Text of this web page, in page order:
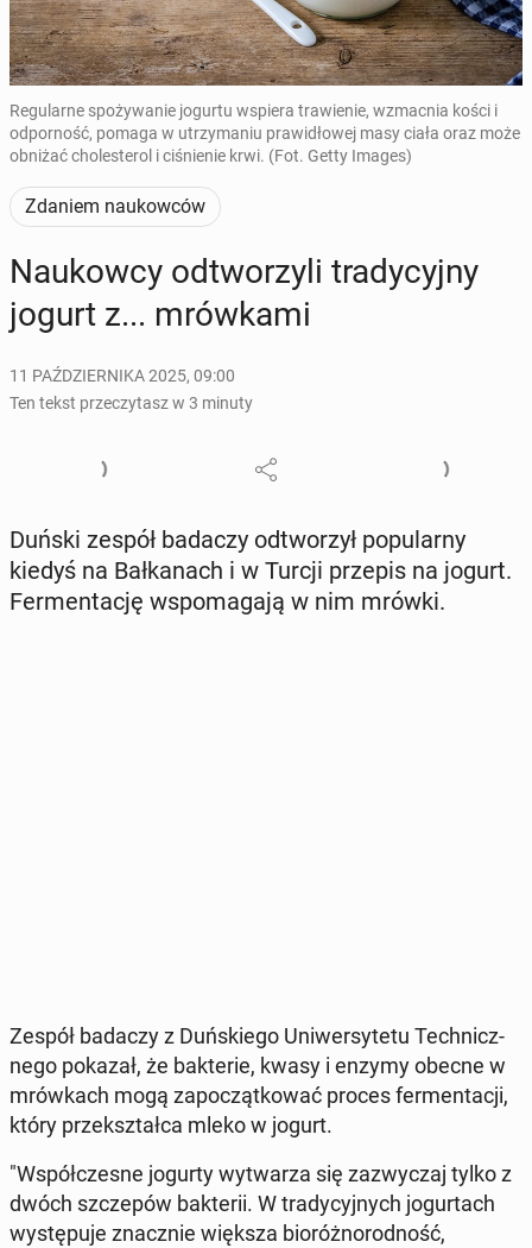
Regularne spożywanie jogurtu wspiera trawienie, wzmacnia kości i
odporność, pomaga w utrzymaniu prawidłowej masy ciała oraz może
obniżać cholesterol i ciśnienie krwi. (Fot. Getty Images)
Zdaniem naukowców
Na­ukow­cy od­two­rzy­li tra­dy­cyj­ny
jogurt z... mrów­ka­mi
11 PAŹDZIERNIKA 2025, 09:00
Ten tekst przeczytasz w 3 minuty
Duński zespół badaczy od­two­rzył po­pu­lar­ny
kiedyś na Bał­ka­nach i w Turcji przepis na jogurt.
Fer­men­ta­cję wspo­ma­ga­ją w nim mrówki.
Zespół badaczy z Duń­skie­go Uni­wer­sy­te­tu Tech­nicz­
ne­go pokazał, że bak­te­rie, kwasy i enzymy obecne w
mrów­kach mogą za­po­cząt­ko­wać proces fer­men­ta­cji,
który prze­kształ­ca mleko w jogurt.
"Współ­cze­sne jogurty wy­twa­rza się za­zwy­czaj tylko z
dwóch szcze­pów bak­te­rii. W tra­dy­cyj­nych jo­gur­tach
wy­stę­pu­je znacz­nie większa bio­róż­no­rod­ność,